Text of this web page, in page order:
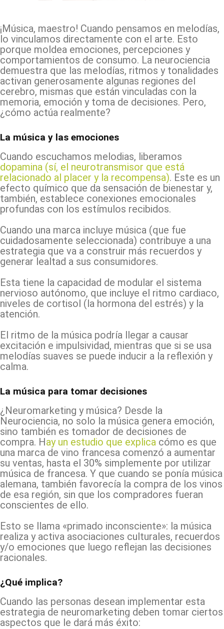
¡Música, maestro! Cuando pensamos en melodías,
lo vinculamos directamente con el arte. Esto
porque moldea emociones, percepciones y
comportamientos de consumo. La neurociencia
demuestra que las melodías, ritmos y tonalidades
activan generosamente algunas regiones del
cerebro, mismas que están vinculadas con la
memoria, emoción y toma de decisiones. Pero,
¿cómo actúa realmente?
La música y las emociones
Cuando escuchamos melodias, liberamos
dopamina (sí, el neurotransmisor que está
relacionado al placer y la recompensa). Este es un
efecto químico que da sensación de bienestar y,
también, establece conexiones emocionales
profundas con los estímulos recibidos.
Cuando una marca incluye música (que fue
cuidadosamente seleccionada) contribuye a una
estrategia que va a construir más recuerdos y
generar lealtad a sus consumidores.
Esta tiene la capacidad de modular el sistema
nervioso autónomo, que incluye el ritmo cardiaco,
niveles de cortisol (la hormona del estrés) y la
atención.
El ritmo de la música podría llegar a causar
excitación e impulsividad, mientras que si se usa
melodías suaves se puede inducir a la reflexión y
calma.
La música para tomar decisiones
¿Neuromarketing y música? Desde la
Neurociencia, no solo la música genera emoción,
sino también es tomador de decisiones de
compra. Hay un estudio que explica cómo es que
una marca de vino francesa comenzó a aumentar
su ventas, hasta el 30% simplemente por utilizar
música de francesa. Y que cuando se ponía música
alemana, también favorecía la compra de los vinos
de esa región, sin que los compradores fueran
conscientes de ello.
Esto se llama «primado inconsciente»: la música
realiza y activa asociaciones culturales, recuerdos
y/o emociones que luego reflejan las decisiones
racionales.
¿Qué implica?
Cuando las personas desean implementar esta
estrategia de neuromarketing deben tomar ciertos
aspectos que le dará más éxito: